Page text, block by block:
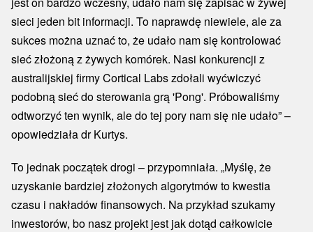
sieci jeden bit informacji. To naprawdę niewiele, ale za
sukces można uznać to, że udało nam się kontrolować
sieć złożoną z żywych komórek. Nasi konkurencji z
australijskiej firmy Cortical Labs zdołali wyćwiczyć
podobną sieć do sterowania grą 'Pong'. Próbowaliśmy
odtworzyć ten wynik, ale do tej pory nam się nie udało” –
opowiedziała dr Kurtys.
To jednak początek drogi – przypomniała. „Myślę, że
uzyskanie bardziej złożonych algorytmów to kwestia
czasu i nakładów finansowych. Na przykład szukamy
inwestorów, bo nasz projekt jest jak dotąd całkowicie